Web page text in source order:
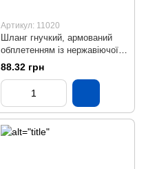
Артикул: 11020
Шланг гнучкий, армований
обплетенням із нержавіючої
сталі (ВВ), L = 1100 мм
88.32 грн